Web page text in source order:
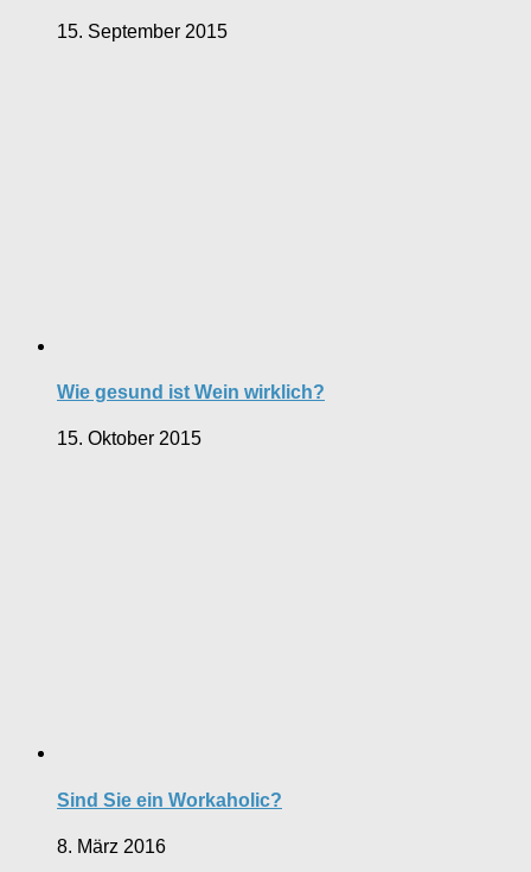
15. September 2015
Wie gesund ist Wein wirklich?
15. Oktober 2015
Sind Sie ein Workaholic?
8. März 2016